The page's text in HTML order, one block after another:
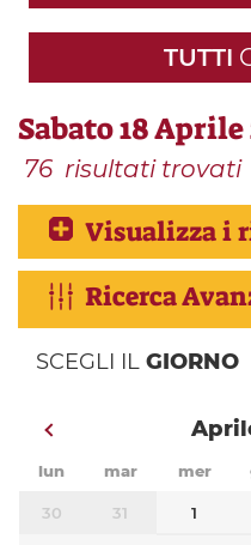
TUTTI
Sabato 18 Aprile
76 risultati trovati
Visualizza i
Ricerca
SCEGLI IL GIORNO
lun mar mer
30 31 1